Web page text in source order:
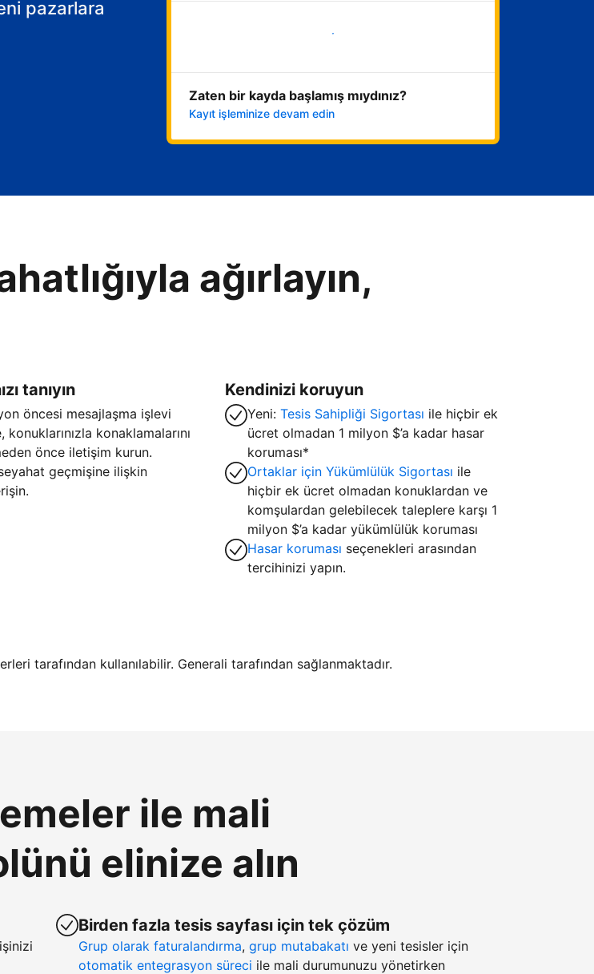
pazarlara
Hemen başla
Zaten bir kayda başlamış mıydınız?
Kayıt işleminize devam edin
ağırlayın,
tanıyın
öncesi mesajlaşma işlevi
konuklarınızla konaklamalarını
önce iletişim kurun.
geçmişine ilişkin
Kendinizi koruyun
Yeni:Tesis Sahipliği Sigortası ile hiçbir ek
ücret olmadan 1 milyon $’a kadar hasar
koruması*
Ortaklar için Yükümlülük Sigortası ile
hiçbir ek ücret olmadan konuklardan ve
komşulardan gelebilecek taleplere karşı 1
milyon $’a kadar yükümlülük koruması
Hasar koruması seçenekleri arasından
tercihinizi yapın.
tarafından kullanılabilir. Generali tarafından sağlanmaktadır.
ile mali
elinize alın
Birden fazla tesis sayfası için tek çözüm
Grup olarak faturalandırma, grup mutabakatı ve yeni tesisler için
otomatik entegrasyon süreci ile mali durumunuzu yönetirken